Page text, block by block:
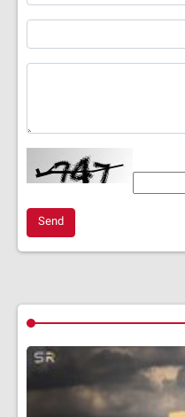
Send